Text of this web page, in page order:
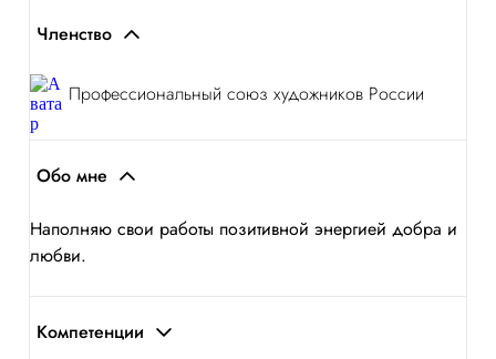
Членство
Профессиональный союз художников России
Обо мне
Наполняю свои работы позитивной энергией добра и
любви.
Компетенции